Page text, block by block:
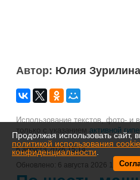
Автор: Юлия Зурилина
Использование текстов, фото- и
только с указанием активной
6 августа 2026 15:14
Обновлено: 6 августа 2026 15:14
Продолжая использовать сайт,
политикой использования cookie
конфиденциальности